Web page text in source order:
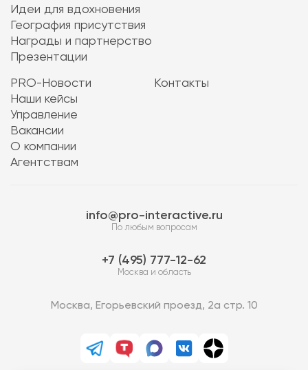
Идеи для вдохновения
География присутствия
Награды и партнерство
Презентации
PRO-Новости
Наши кейсы
Управление
Вакансии
О компании
Агентствам
Контакты
info@pro-interactive.ru
По любым вопросам
7 (495) 777-12-62
Москва и область
Москва, Егорьевский проезд, 2а стр. 10